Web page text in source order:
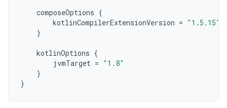
composeOptions {
kotlinCompilerExtensionVersion = "1.5.15"
}
kotlinOptions {
jvmTarget = "1.8"
}
}